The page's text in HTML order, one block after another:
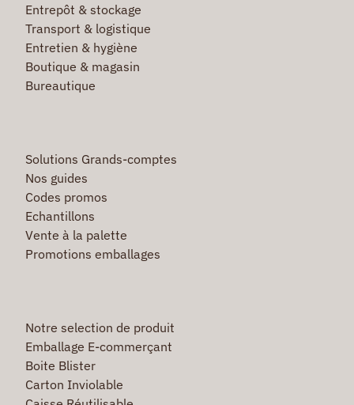
Entrepôt & stockage
Transport & logistique
Entretien & hygiène
Boutique & magasin
Bureautique
Solutions Grands-comptes
Nos guides
Codes promos
Echantillons
Vente à la palette
Promotions emballages
Notre selection de produit
Emballage E-commerçant
Boite Blister
Carton Inviolable